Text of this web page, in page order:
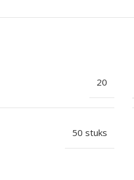
20
50 stuks